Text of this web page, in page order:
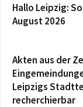
Hallo Leipzig:
August 2026
Akten aus der
Leipzigs
recherchierbar